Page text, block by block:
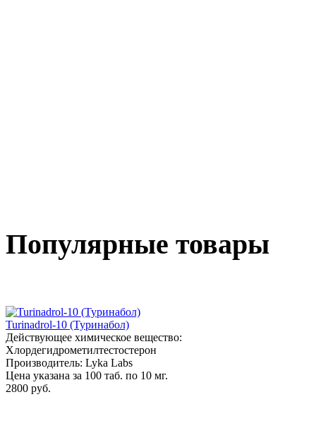
Популярные товары
Turinadrol-10 (Туринабол)
Действующее химическое вещество:
Хлордегидрометилтестостерон
Производитель: Lyka Labs
Цена указана за 100 таб. по 10 мг.
2800 руб.